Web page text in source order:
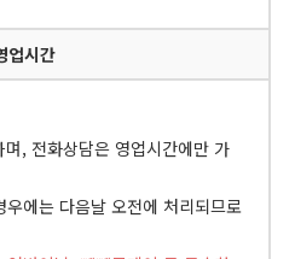
업시간
, 전화상담은 영업시간에만 가
에는 다음날 오전에 처리되므로